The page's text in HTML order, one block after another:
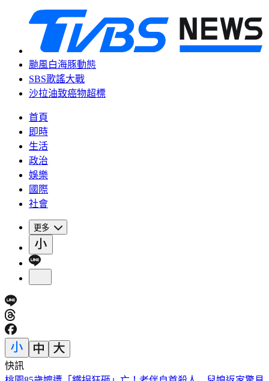
颱風白海豚動態
SBS歌謠大戰
沙拉油致癌物超標
首頁
即時
生活
政治
娛樂
國際
社會
更多
快訊